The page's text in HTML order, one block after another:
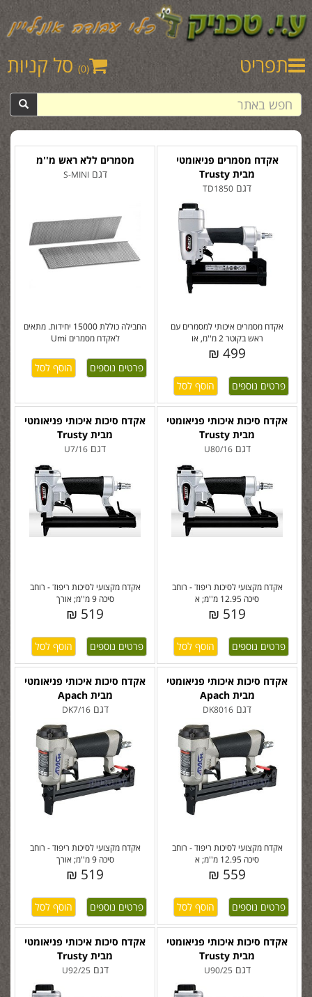
תפריט (0) סל קניות
מסמרים ללא ראש מ''מ
דגםS-MINI
החבילה כוללת 15000 יחידות. מתאים
לאקדח מסמרים Umi
פרטים נוספים
אקדח מסמרים פניאומטי
מבית Trusty
דגם TD1850
אקדח מסמרים איכותי למסמרים עם
ראש בקוטר 2 מ''מ, או
499 ₪
פרטים נוספים
אקדח סיכות איכותי פניאומטי
מבית Trusty
דגם U7/16
אקדח מקצועי לסיכות ריפוד - רוחב
סיכה 9 מ''מ; אורך
519 ₪
פרטים נוספים
אקדח סיכות איכותי פניאומטי
מבית Trusty
דגםU80/16
אקדח מקצועי לסיכות ריפוד - רוחב
סיכה 12.95 מ''מ; א
519 ₪
פרטים נוספים
אקדח סיכות איכותי פניאומטי
מבית Apach
דגםDK7/16
אקדח מקצועי לסיכות ריפוד - רוחב
סיכה 9 מ''מ; אורך
519 ₪
פרטים נוספים
אקדח סיכות איכותי פניאומטי
מבית Apach
דגם DK8016
אקדח מקצועי לסיכות ריפוד - רוחב
סיכה 12.95 מ''מ; א
559 ₪
פרטים נוספים
אקדח סיכות איכותי פניאומטי
מבית Trusty
דגם U92/25
אקדח סיכות איכותי פניאומטי
מבית Trusty
דגם U90/25